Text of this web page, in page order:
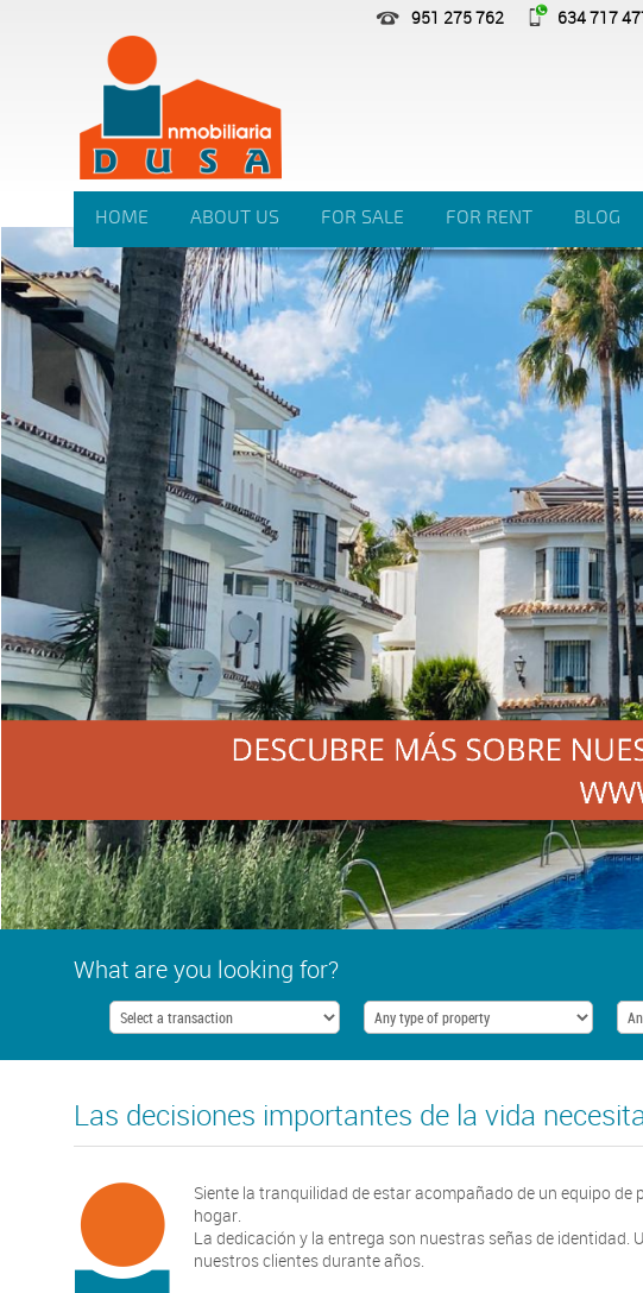
634 717
951 275 762
HOME ABOUT US FOR SALE FOR RENT BLOG
What are you looking for?
Las decisiones importantes de la vida
Siente la tranquilidad de estar acompañado de un equipo
hogar.
La dedicación y la entrega son nuestras señas de identidad.
nuestros clientes durante años.